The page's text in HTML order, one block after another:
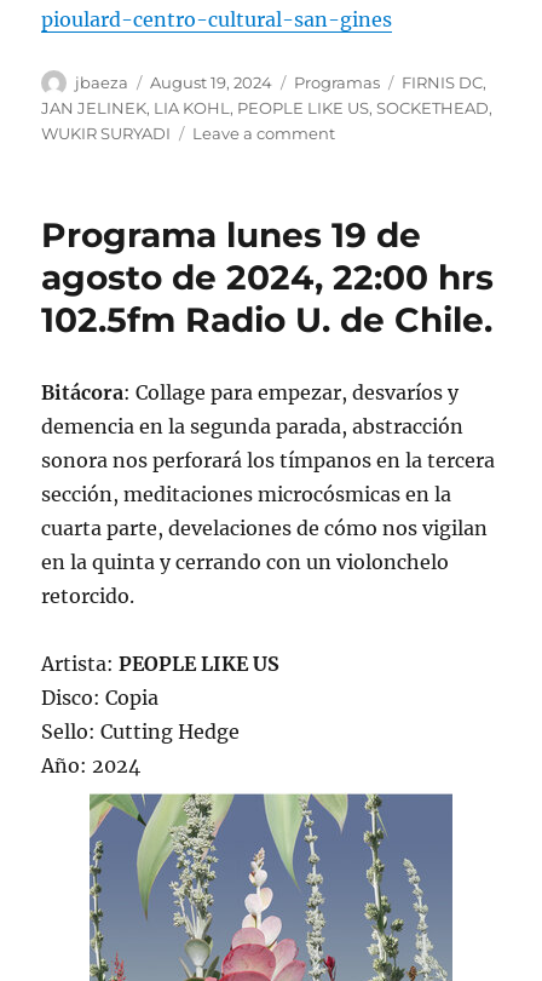
pioulard-centro-cultural-san-gines
Author
jbaeza
Posted
on
August 19, 2024 Categories
Programas Tags
FIRNIS DC,
JAN JELINEK, LIA KOHL, PEOPLE LIKE US,SOCKETHEAD,
WUKIR SURYADI
Leave a commenton
Programa
19
de
agosto
2024
Programa lunes 19 de
agosto de 2024, 22:00 hrs
102.5fm Radio U. de Chile.
Bitácora: Collage para empezar, desvaríos y
demencia en la segunda parada, abstracción
sonora nos perforará los tímpanos en la tercera
sección, meditaciones microcósmicas en la
cuarta parte, develaciones de cómo nos vigilan
en la quinta y cerrando con un violonchelo
retorcido.
Artista:PEOPLE LIKE US
Disco: Copia
Sello: Cutting Hedge
Año: 2024